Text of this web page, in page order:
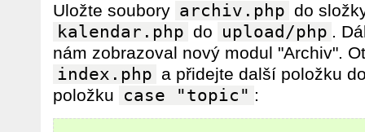
Uložte soubory archiv.php do
kalendar.php do upload/php .
nám zobrazoval nový modul "Archiv".
index.php a přidejte další položku
položku
case "topic" :